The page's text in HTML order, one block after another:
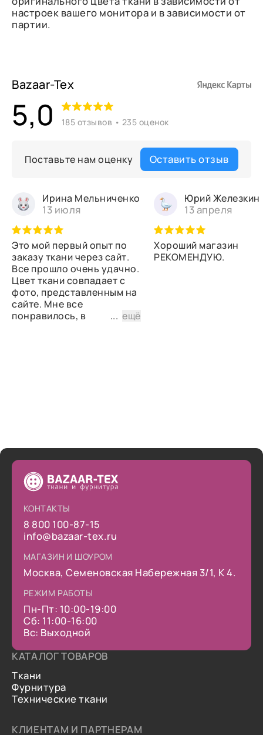
настроек вашего монитора и в зависимости от
партии.
Bazaar-Tex
5,0 185 отзывов • 235 оценок
Поставьте нам оценку Оставить отзыв
Ирина Мельниченко
13 июля
Это мой первый опыт по
заказу ткани через сайт.
Все прошло очень удачно.
Цвет ткани совпадает с
фото, представленным на
сайте. Мне все
понравилось, в
...ещё
Юрий Железкин
13 апреля
Хороший магазин
РЕКОМЕНДУЮ.
КОНТАКТЫ
8 800 100-87-15
info@bazaar-tex.ru
МАГАЗИН И ШОУРОМ
Москва, Семеновская Набережная 3/1, К 4.
РЕЖИМ РАБОТЫ
Пн-Пт: 10:00-19:00
Сб: 11:00-16:00
Вс: Выходной
КАТАЛОГ ТОВАРОВ
Ткани
Фурнитура
Технические ткани
КЛИЕНТАМ И ПАРТНЕРАМ